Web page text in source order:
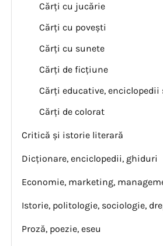
Cărți cu jucărie
Cărți cu povești
Cărți cu sunete
Cărți de ficțiune
Cărți educative, enciclopedii
Cărți de colorat
Critică și istorie literară
Dicționare, enciclopedii, ghiduri
Economie, marketing,
Istorie, politologie, sociologie,
Proză, poezie, eseu